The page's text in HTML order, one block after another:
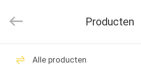
HUIS
Ltd..
Reserved.
Producten
Alle producten